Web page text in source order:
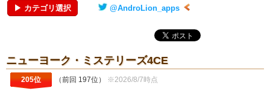
▶ カテゴリ選択 @AndroLion_apps
ニューヨーク・ミステリーズ4CE
205位 （前回 197位） ※2026/8/7時点